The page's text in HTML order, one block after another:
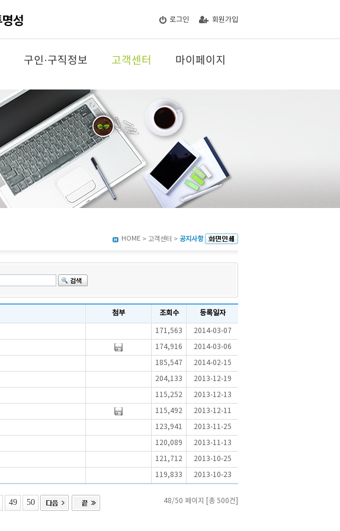
로그인 회원가입
구인·구직정보 고객센터 마이페이지
HOME > 고객센터 > 공지사항
첨부 조회수 등록일자
171,563 2014-03-07
174,916 2014-03-06
185,547 2014-02-15
204,133 2013-12-19
115,252 2013-12-13
115,492 2013-12-11
123,941 2013-11-25
120,089 2013-11-13
121,712 2013-10-25
119,833 2013-10-23
49 50 48/50 페이지 [총 500건]